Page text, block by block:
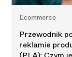
Ecommerce
Przewodnik
reklamie